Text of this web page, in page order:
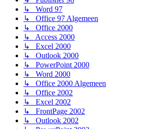
↳ Word 97
↳ Office 97 Algemeen
↳ Office 2000
↳ Access 2000
↳ Excel 2000
↳ Outlook 2000
↳ PowerPoint 2000
↳ Word 2000
↳ Office 2000 Algemeen
↳ Office 2002
↳ Excel 2002
↳ FrontPage 2002
↳ Outlook 2002